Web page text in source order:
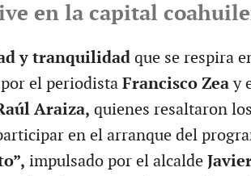
en la capital
y tranquilidadque se respira
el periodistaFrancisco Zeay
Araiza, quienes resaltaron
en el arranque del
impulsado por el alcalde